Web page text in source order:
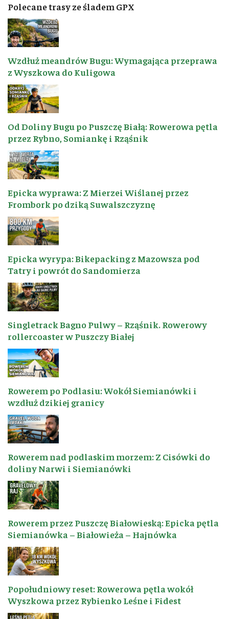
Polecane trasy ze śladem GPX
Wzdłuż meandrów Bugu: Wymagająca przeprawa
z Wyszkowa do Kuligowa
Od Doliny Bugu po Puszczę Białą: Rowerowa pętla
przez Rybno, Somiankę i Rząśnik
Epicka wyprawa: Z Mierzei Wiślanej przez
Frombork po dziką Suwalszczyznę
Epicka wyrypa: Bikepacking z Mazowsza pod
Tatry i powrót do Sandomierza
Singletrack Bagno Pulwy – Rząśnik. Rowerowy
rollercoaster w Puszczy Białej
Rowerem po Podlasiu: Wokół Siemianówki i
wzdłuż dzikiej granicy
Rowerem nad podlaskim morzem: Z Cisówki do
doliny Narwi i Siemianówki
Rowerem przez Puszczę Białowieską: Epicka pętla
Siemianówka – Białowieża – Hajnówka
Popołudniowy reset: Rowerowa pętla wokół
Wyszkowa przez Rybienko Leśne i Fidest